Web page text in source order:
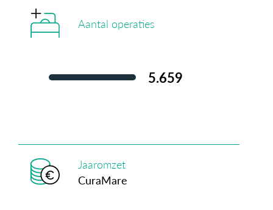
Aantal operaties
5.659
Jaaromzet
CuraMare